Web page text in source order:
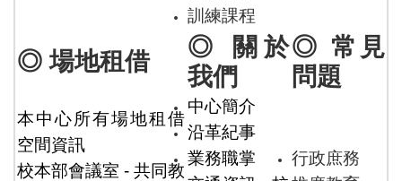
訓練課程
◎ 場地租借
◎ 關於
我們
◎ 常見
問題
本中心所有場地租借
空間資訊
校本部會議室 - 共同教
中心簡介
沿革紀事
業務職掌
行政庶務